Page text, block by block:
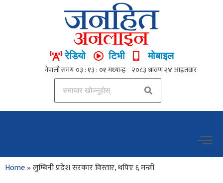
रेडियो टिभी मोबाइल
Home»लुम्बिनी प्रदेश सरकार विस्तार, थपिए ६ मन्त्री